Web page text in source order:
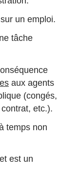
un emploi.
tâche
aux agents
(congés,
etc.).
temps non
est un